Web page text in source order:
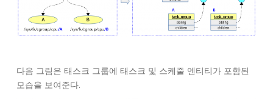
다음 그림은 태스크 그룹에 태스크 및 스케줄 엔티티가 포함된
모습을 보여준다.